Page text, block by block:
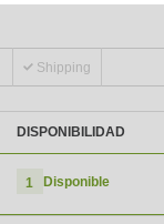
Shipping
DISPONIBILIDAD
1 Disponible